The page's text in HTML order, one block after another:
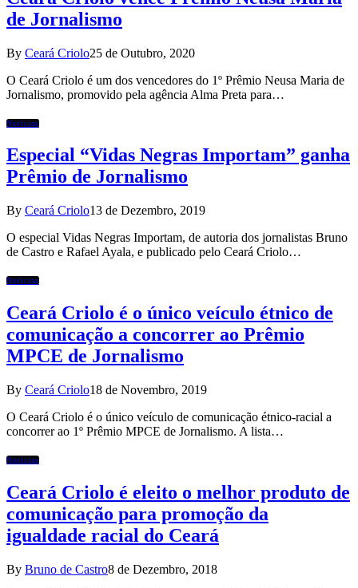
de Jornalismo
By Ceará Criolo25 de Outubro, 2020
O Ceará Criolo é um dos vencedores do 1º Prêmio Neusa Maria de
Jornalismo, promovido pela agência Alma Preta para…
Notícias
Especial “Vidas Negras Importam” ganha
Prêmio de Jornalismo
By Ceará Criolo13 de Dezembro, 2019
O especial Vidas Negras Importam, de autoria dos jornalistas Bruno
de Castro e Rafael Ayala, e publicado pelo Ceará Criolo…
Notícias
Ceará Criolo é o único veículo étnico de
comunicação a concorrer ao Prêmio
MPCE de Jornalismo
By Ceará Criolo18 de Novembro, 2019
O Ceará Criolo é o único veículo de comunicação étnico-racial a
concorrer ao 1º Prêmio MPCE de Jornalismo. A lista…
Notícias
Ceará Criolo é eleito o melhor produto de
comunicação para promoção da
igualdade racial do Ceará
By Bruno de Castro8 de Dezembro, 2018